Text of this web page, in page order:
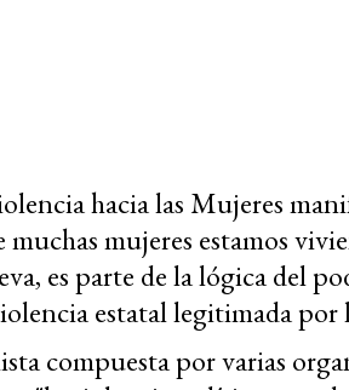
hacia las Mujeres
mujeres estamos
es parte de la lógica del
estatal legitimada por
compuesta por varias